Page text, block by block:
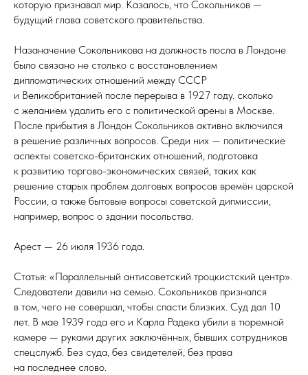
которую признавал мир. Казалось, что Сокольников —
будущий глава советского правительства.
Назаначение Сокольникова на должность посла в Лондоне
было связано не столько с восстановлением
дипломатических отношений между СССР
и Великобританией после перерыва в 1927 году. сколько
с желанием удалить его с политической арены в Москве.
После прибытия в Лондон Сокольников активно включился
в решение различных вопросов. Среди них — политические
аспекты советско-британских отношений, подготовка
к развитию торгово-экономических связей, таких как
решение старых проблем долговых вопросов времён царской
России, а также бытовые вопросы советской дипмиссии,
например, вопрос о здании посольства.
Арест — 26 июля 1936 года.
Статья: «Параллельный антисоветский троцкистский центр».
Следователи давили на семью. Сокольников признался
в том, чего не совершал, чтобы спасти близких. Суд дал 10
лет. В мае 1939 года его и Карла Радека убили в тюремной
камере — руками других заключённых, бывших сотрудников
спецслужб. Без суда, без свидетелей, без права
на последнее слово.